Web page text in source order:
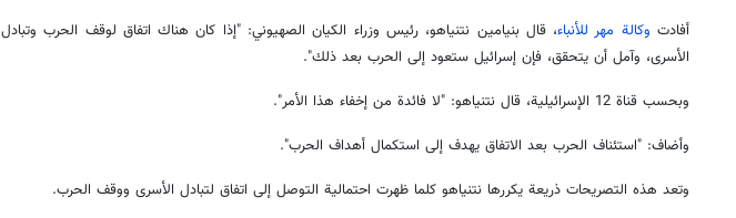
أفادت وكالة مهر للأنباء، قال بنيامين نتنياهو، رئيس وزراء الكيان الصهيوني: "إذا كان هناك اتفاق لوقف الحرب وتبادل
الأسرى، وآمل أن يتحقق، فإن إسرائيل ستعود إلى الحرب بعد ذلك".
وبحسب قناة 12 الإسرائيلية، قال نتنياهو: "لا فائدة من إخفاء هذا الأمر".
وأضاف: "استئناف الحرب بعد الاتفاق يهدف إلى استكمال أهداف الحرب".
وتعد هذه التصريحات ذريعة يكررها نتنياهو كلما ظهرت احتمالية التوصل إلى اتفاق لتبادل الأسرى ووقف الحرب.